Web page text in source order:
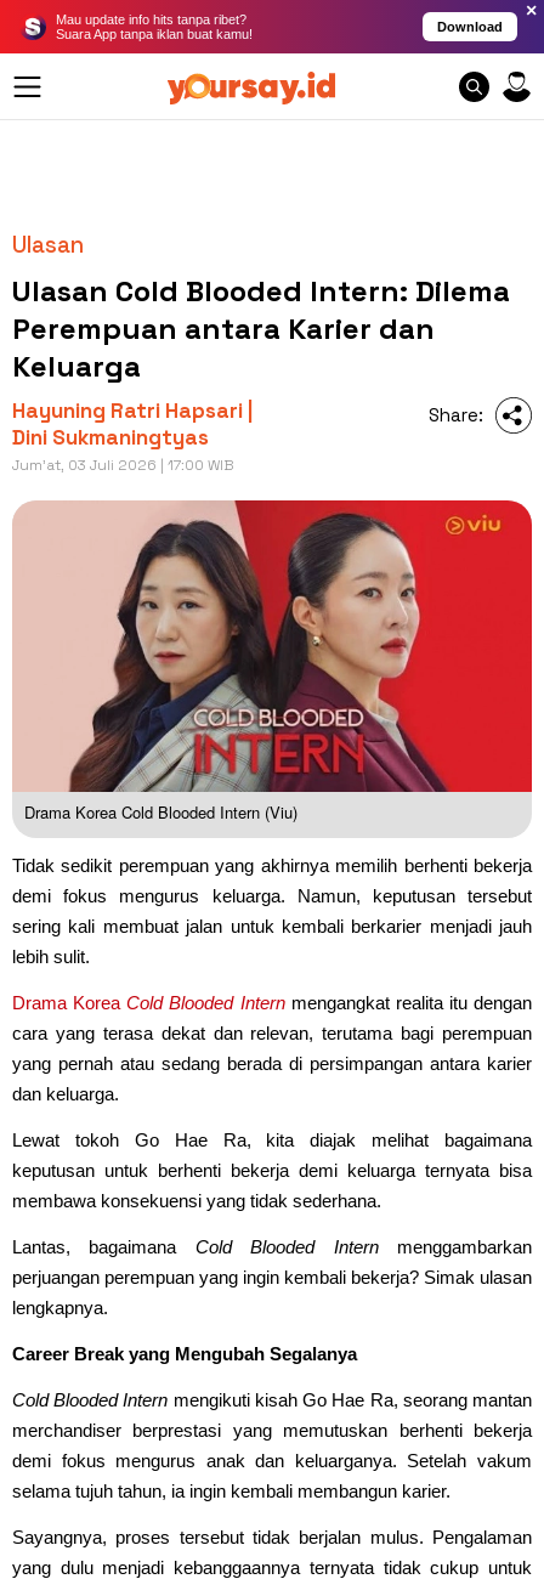
Mau update info hits tanpa ribet?
Suara App tanpa iklan buat kamu!
Download
×
Ulasan
Ulasan Cold Blooded Intern: Dilema
Perempuan antara Karier dan
Keluarga
Hayuning Ratri Hapsari |
Dini Sukmaningtyas
Jum'at, 03 Juli 2026 | 17:00 WIB
Share:
Drama Korea Cold Blooded Intern (Viu)
Tidak sedikit perempuan yang akhirnya memilih berhenti bekerja
demi fokus mengurus keluarga. Namun, keputusan tersebut
sering kali membuat jalan untuk kembali berkarier menjadi jauh
lebih sulit.
Drama Korea Cold Blooded Internmengangkat realita itu dengan
cara yang terasa dekat dan relevan, terutama bagi perempuan
yang pernah atau sedang berada di persimpangan antara karier
dan keluarga.
Lewat tokoh Go Hae Ra, kita diajak melihat bagaimana
keputusan untuk berhenti bekerja demi keluarga ternyata bisa
membawa konsekuensi yang tidak sederhana.
Lantas, bagaimana Cold Blooded Internmenggambarkan
perjuangan perempuan yang ingin kembali bekerja? Simak ulasan
lengkapnya.
Career Break yang Mengubah Segalanya
Cold Blooded Intern mengikuti kisah Go Hae Ra, seorang mantan
merchandiser berprestasi yang memutuskan berhenti bekerja
demi fokus mengurus anak dan keluarganya. Setelah vakum
selama tujuh tahun, ia ingin kembali membangun karier.
Sayangnya, proses tersebut tidak berjalan mulus. Pengalaman
yang dulu menjadi kebanggaannya ternyata tidak cukup untuk